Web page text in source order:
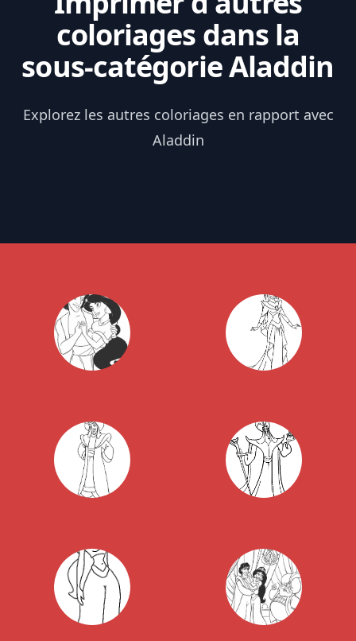
coloriages dans la
sous-catégorie Aladdin
Explorez les autres coloriages en rapport avec
Aladdin